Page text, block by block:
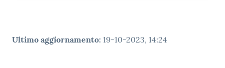
Ultimo aggiornamento: 19-10-2023, 14:24